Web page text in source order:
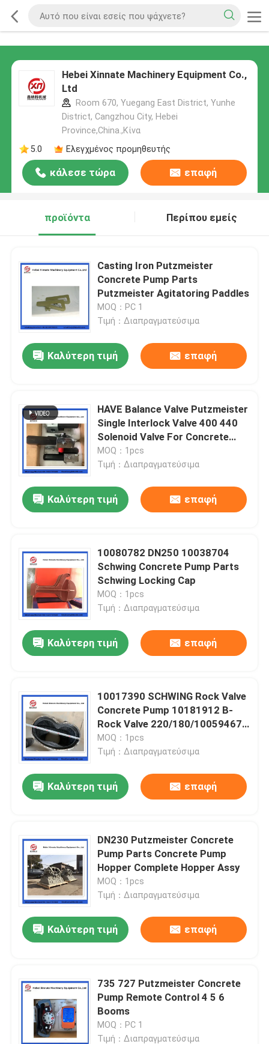
Hebei Xinnate Machinery Equipment Co.,
Ltd
Room 670, Yuegang East District, Yunhe
District, Cangzhou City, Hebei
Province,China.,Κίνα
5.0
Ελεγχμένος προμηθευτής
κάλεσε τώρα επαφή
προϊόντα Περίπου εμείς
Casting Iron Putzmeister
Concrete Pump Parts
Putzmeister Agitatoring Paddles
MOQ：PC 1
Τιμή：Διαπραγματεύσιμα
Καλύτερη τιμή επαφή
HAVE Balance Valve Putzmeister
Single Interlock Valve 400 440
Solenoid Valve For Concrete
Pump
MOQ：1pcs
Τιμή：Διαπραγματεύσιμα
Καλύτερη τιμή επαφή
10080782 DN250 10038704
Schwing Concrete Pump Parts
Schwing Locking Cap
MOQ：1pcs
Τιμή：Διαπραγματεύσιμα
Καλύτερη τιμή επαφή
10017390 SCHWING Rock Valve
Concrete Pump 10181912 B-
Rock Valve 220/180/10059467
210/180
MOQ：1pcs
Τιμή：Διαπραγματεύσιμα
Καλύτερη τιμή επαφή
DN230 Putzmeister Concrete
Pump Parts Concrete Pump
Hopper Complete Hopper Assy
MOQ：1pcs
Τιμή：Διαπραγματεύσιμα
Καλύτερη τιμή επαφή
735 727 Putzmeister Concrete
Pump Remote Control 4 5 6
Booms
MOQ：PC 1
Τιμή：Διαπραγματεύσιμα